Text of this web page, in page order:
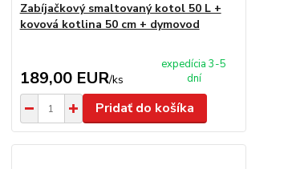
Zabíjačkový smaltovaný kotol 50 L +
kovová kotlina 50 cm + dymovod
189,00 EUR/ks
expedícia 3-5
dní
Pridať do košíka